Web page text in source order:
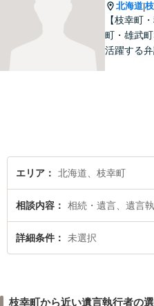
北海道|
【枝幸町
町・雄武
活躍する弁
エリア 北海道、枝幸町
相談内容 相続・遺言、遺言
詳細条件 未選択
枝幸町から近い遺言執行者の